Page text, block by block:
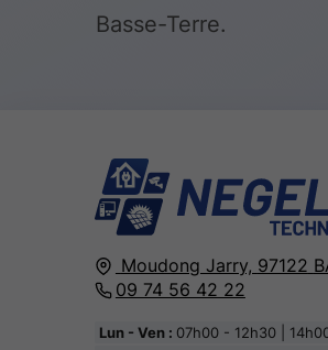
Basse-Terre.
Moudong Jarry, 97122
09 74 56 42 22
Lun - Ven : 07h00 - 12h30 |